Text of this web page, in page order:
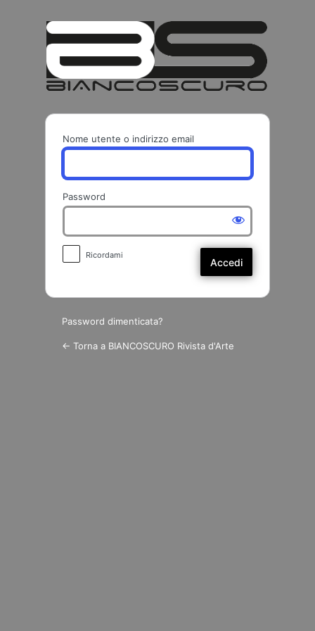
Nome utente o indirizzo email
Password
Ricordami
Password dimenticata?
← Torna a BIANCOSCURO Rivista d'Arte